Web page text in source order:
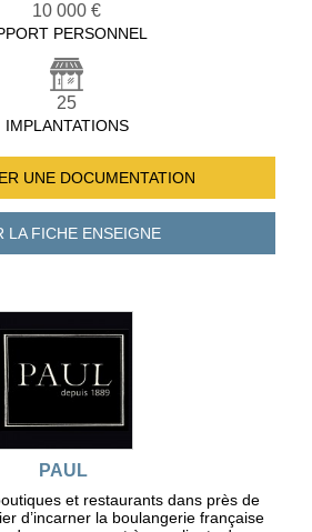
10 000 €
PERSONNEL
25
IMPLANTATIONS
UNE DOCUMENTATION
LA FICHEENSEIGNE
PAUL
et restaurants dans près de
d’incarner la boulangerie française